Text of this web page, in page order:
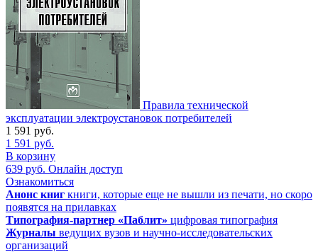
Правила технической
эксплуатации электроустановок потребителей
1 591 руб.
1 591 руб.
В корзину
639 руб. Онлайн доступ
Ознакомиться
Анонс книг книги, которые еще не вышли из печати, но скоро
появятся на прилавках
Типография-партнер «Паблит» цифровая типография
Журналы ведущих вузов и научно-исследовательских
организаций